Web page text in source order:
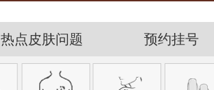
热点皮肤问题 预约挂号